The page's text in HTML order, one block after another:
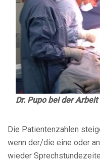
Dr. Pupo bei der
Die Patientenzahlen
wenn der/die eine oder
wieder